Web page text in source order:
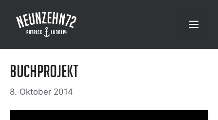
Inhalt
springen
Menü
Buchprojekt
8. Oktober 2014